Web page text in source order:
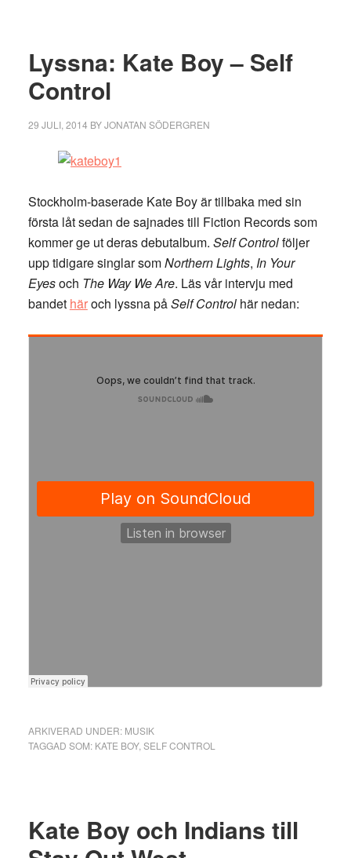
Lyssna: Kate Boy – Self
Control
29 JULI, 2014 BYJONATAN SÖDERGREN
Stockholm-baserade Kate Boy är tillbaka med sin
första låt sedan de sajnades till Fiction Records som
kommer ge ut deras debutalbum. Self Controlföljer
upp tidigare singlar somNorthern Lights, In Your
Eyesoch The Way We Are. Läs vår intervju med
bandet häroch lyssna påSelf Controlhär nedan:
ARKIVERAD UNDER: MUSIK
TAGGAD SOM: KATE BOY, SELF CONTROL
Kate Boy och Indians till